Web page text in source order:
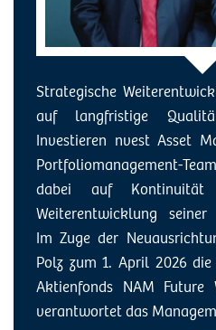
Strategische
auf langfristige
Investieren nvest Asset
Portfoliomanagement-
dabei auf
Weiterentwicklung seiner
Im Zuge der
Polz zum 1. April 2026
Aktienfonds NAM Future
verantwortet das